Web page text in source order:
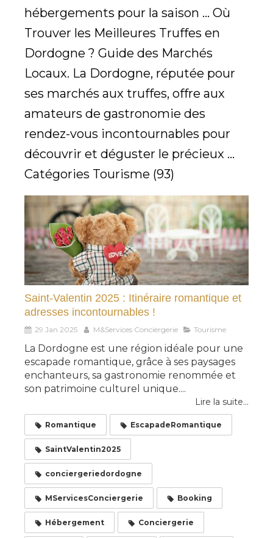
hébergements pour la saison ... Où
Trouver les Meilleures Truffes en
Dordogne ? Guide des Marchés
Locaux. La Dordogne, réputée pour
ses marchés aux truffes, offre aux
amateurs de gastronomie des
rendez-vous incontournables pour
découvrir et déguster le précieux ...
Catégories Tourisme (93)
Saint-Valentin 2025 : Itinéraire romantique et
adresses incontournables !
29 Jan 2025 M&Services Conciergerie Tourisme
La Dordogne est une région idéale pour une
escapade romantique, grâce à ses paysages
enchanteurs, sa gastronomie renommée et
son patrimoine culturel unique....
Lire la suite...
Romantique EscapadeRomantique
SaintValentin2025
conciergeriedordogne
MServicesConciergerie Booking
Hébergement Conciergerie